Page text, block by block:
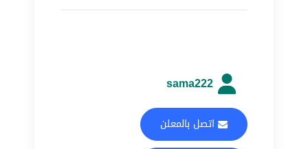
sama222
اتصل بالمعلن